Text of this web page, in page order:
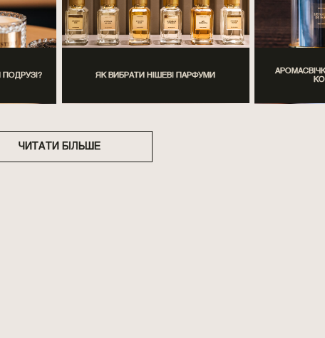
ЯК ВИБРАТИ НІШЕВІ ПАРФУМИ
ЧИТАТИ БІЛЬШЕ